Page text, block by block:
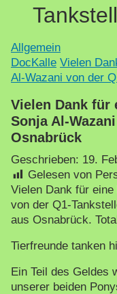
Allgemein
DocKalle Vielen
Al-Wazani von der
Vielen Dank für
Sonja Al-
Osnabrück
Geschrieben: 19.
Gelesen von
Vielen Dank für eine
von der Q1-
aus Osnabrück.
Tierfreunde tanken
Ein Teil des Geldes
unserer beiden